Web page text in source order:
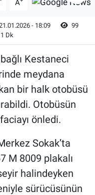
A
- 18:09
99
Dk
Kestaneci
meydana
bir halk otobüsü
Otobüsün
önledi.
Sokak’ta
M 8009 plakalı
halindeyken
sürücüsünün